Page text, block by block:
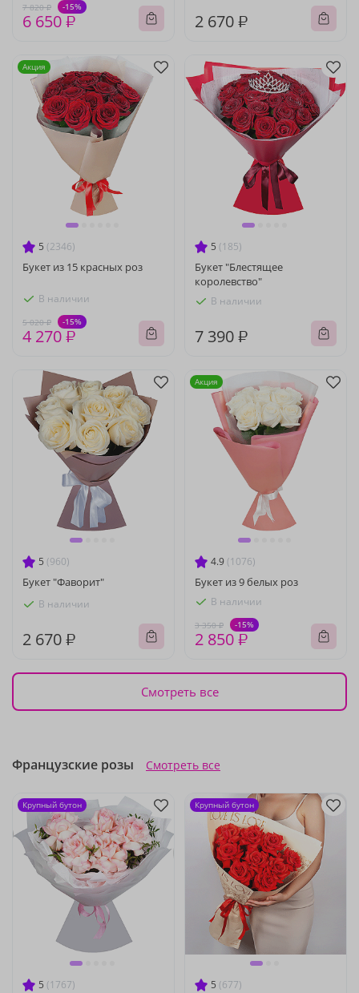
7 820 ₽ -15%
6 650 ₽ 2 670 ₽
5 (2346)
Букет из 15 красных роз
В наличии
5 020 ₽ -15%
4 270 ₽
Акция
5 (185)
Букет "Блестящее
королевство"
В наличии
7 390 ₽
5 (960)
Букет "Фаворит"
В наличии
2 670 ₽
4.9 (1076)
Букет из 9 белых роз
В наличии
3 350 ₽ -15%
2 850 ₽
Акция
Смотреть все
Французские розы Смотреть все
5 (1767)
Крупный бутон
5 (677)
Крупный бутон